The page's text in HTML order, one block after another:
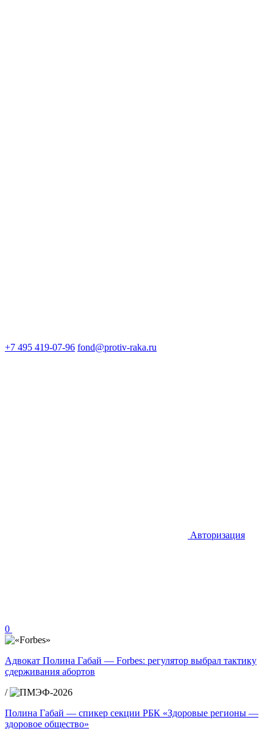
+7 495 419-07-96 fond@protiv-raka.ru
Авторизация
0
Адвокат Полина Габай — Forbes: регулятор выбрал тактику
сдерживания абортов
/
Полина Габай — спикер секции РБК «Здоровые регионы —
здоровое общество»